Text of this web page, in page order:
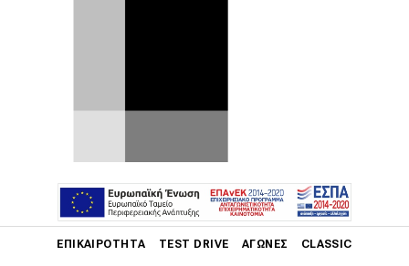
ΕΠΙΚΑΙΡΌΤΗΤΑ TEST DRIVE ΑΓΏΝΕΣ CLASSIC
Test drive: Audi Q5
S tronic MHEV
Η διαφορετική σχεδίαση της ουράς
δεν αλλοιώνει σε τίποτα τα